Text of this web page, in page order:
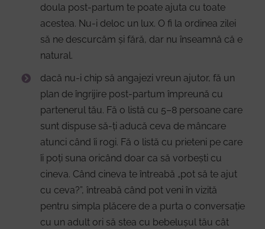
doula post-partum te poate ajuta cu toate
acestea. Nu-i deloc un lux. O fi la ordinea zilei
să ne descurcăm și fără, dar nu înseamnă că e
natural.
dacă nu-i chip să angajezi vreun ajutor, fă un
plan de îngrijire post-partum împreună cu
partenerul tău. Fă o listă cu 5–8 persoane care
sunt dispuse să-ți aducă ceva de mâncare
atunci când îi rogi. Fă o listă cu prieteni pe care
îi poți suna oricând doar ca să vorbești cu
cineva. Când cineva te întreabă „pot să te ajut
cu ceva?”, întreabă când pot veni în vizită
pentru simpla plăcere de a purta o conversație
cu un adult ori să stea cu bebelușul tău cât